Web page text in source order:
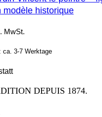
modèle historique
MwSt.
ca. 3-7 Werktage
DEPUIS 1874.